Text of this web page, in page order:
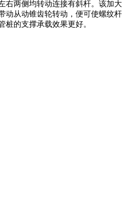
两侧均转动连接有斜杆。该
从动锥齿轮转动，便可使螺
的支撑承载效果更好。